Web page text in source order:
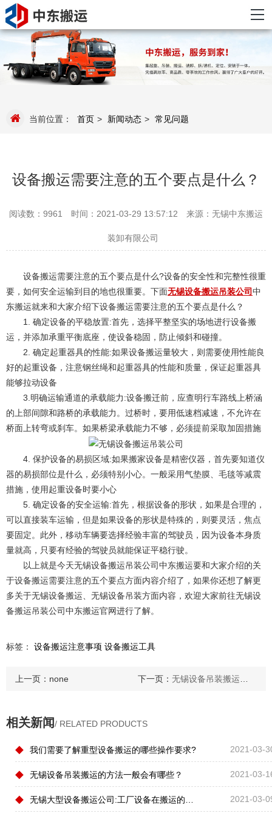
当前位置： 首页 > 新闻动态 > 常见问题
设备搬运需要注意的五个要点是什么？
阅读数：9961 时间：2021-03-29 13:57:12 来源：无锡中东搬运
装卸有限公司
设备搬运需要注意的五个要点是什么?设备的安全性和完整性很重
要，如何安全运输到目的地也很重要。下面无锡设备搬运吊装公司中
东搬运就来和大家介绍下设备搬运需要注意的五个要点是什么？
1. 确定设备的平稳放置:首先，选择平整坚实的场地进行设备搬
运，并添加承重平衡底座，使设备稳固，防止倾斜和碰撞。
2. 确定起重器具的性能:如果设备搬运量较大，则需要使用性能良
好的起重设备，注意钢丝绳和起重器具的性能和质量，保证起重器具
能够拉动设备
3.明确运输通道的承载能力:设备搬迁前，应查明行车路线上桥涵
的上部间隙和路桥的承载能力。过桥时，要用低速档减速，不允许在
桥面上转弯或刹车。如果桥梁承载能力不够，必须提前采取加固措施
4. 保护设备的易损区域:如果搬家设备是精密仪器，首先要知道仪
器的易损部位是什么，必须特别小心。一般采用气垫膜、毛毯等减震
措施，使用起重设备时要小心
5. 确定设备的安全运输:首先，根据设备的形状，如果是合理的，
可以直接装车运输，但是如果设备的形状是特殊的，则要灵活，焦点
要固定。此外，移动车辆要选择经验丰富的驾驶员，因为设备本身质
量就高，只要有经验的驾驶员就能保证平稳行驶。
以上就是今天无锡设备搬运吊装公司中东搬运要和大家介绍的关
于设备搬运需要注意的五个要点方面内容介绍了，如果你还想了解更
多关于无锡设备搬运、无锡设备吊装方面内容，欢迎大家前往无锡设
备搬运吊装公司中东搬运官网进行了解。
标签： 设备搬运注意事项 设备搬运工具
上一页： none 下一页：无锡设备吊装搬运的方法一般会有哪些？
相关新闻/ RELATED PRODUCTS
◆ 我们需要了解重型设备搬运的哪些操作要求? 2021-03-
◆ 无锡设备吊装搬运的方法一般会有哪些？ 2021-03-
◆ 无锡大型设备搬运公司:工厂设备在搬运的时候需要遵守哪些原则？ 2021-03-